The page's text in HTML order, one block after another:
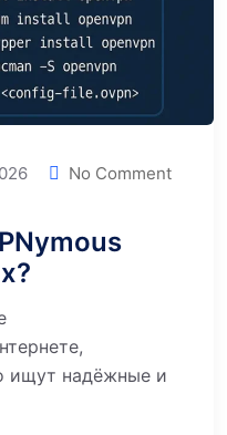
No Comment
ищут надёжные и